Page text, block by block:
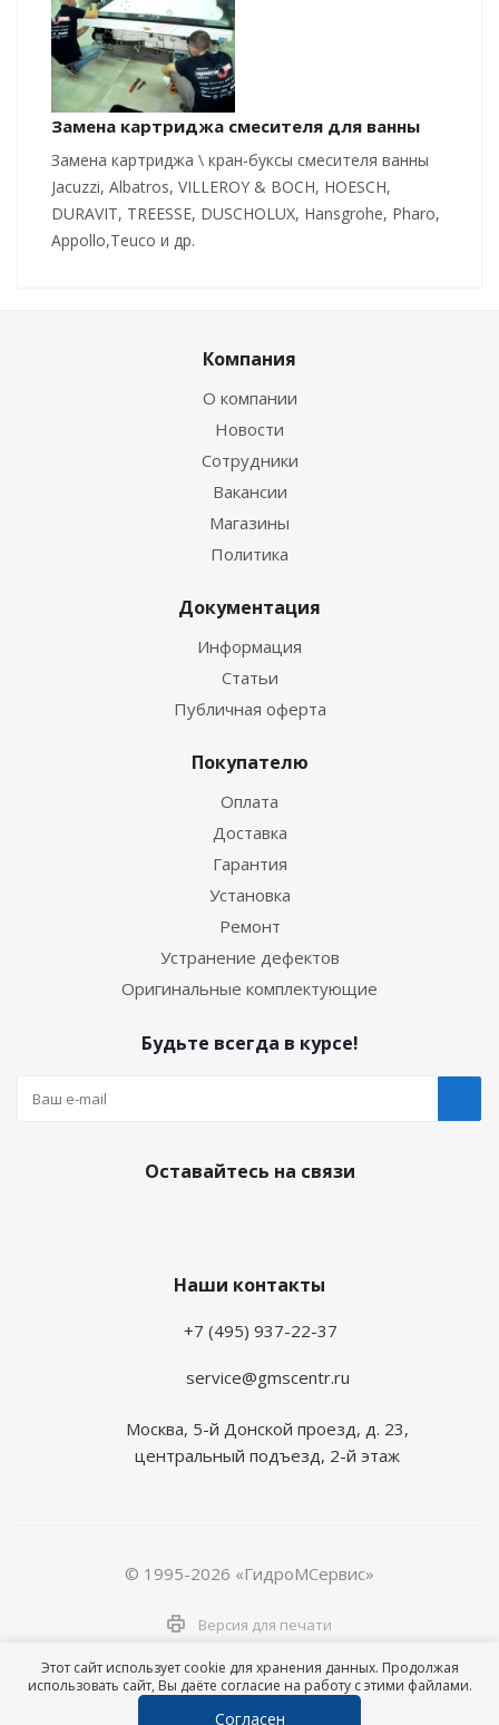
Замена картриджа смесителя для ванны
Замена картриджа \ кран-буксы смесителя ванны
Jacuzzi, Albatros, VILLEROY & BOCH, HOESCH,
DURAVIT, TREESSE, DUSCHOLUX, Hansgrohe, Pharo,
Appollo,Teuco и др.
Компания
О компании
Новости
Сотрудники
Вакансии
Магазины
Политика
Документация
Информация
Статьи
Публичная оферта
Покупателю
Оплата
Доставка
Гарантия
Установка
Ремонт
Устранение дефектов
Оригинальные комплектующие
Будьте всегда в курсе!
Оставайтесь на связи
Наши контакты
+7 (495) 937-22-37
service@gmscentr.ru
Москва, 5-й Донской проезд, д. 23,
центральный подъезд, 2-й этаж
© 1995-2026 «ГидроМСервис»
Версия для печати
Этот сайт использует cookie для хранения данных. Продолжая
использовать сайт, Вы даёте согласие на работу с этими файлами.
Согласен